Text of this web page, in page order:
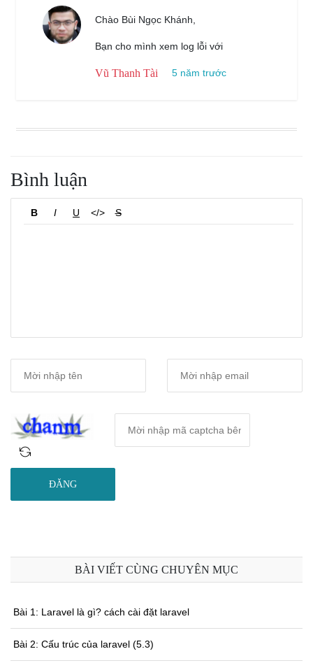
Chào Bùi Ngọc Khánh,
Bạn cho mình xem log lỗi với
Vũ Thanh Tài 5 năm trước
Bình luận
B I U </> S
ĐĂNG
BÀI VIẾT CÙNG CHUYÊN MỤC
Bài 1: Laravel là gì? cách cài đặt laravel
Bài 2: Cấu trúc của laravel (5.3)